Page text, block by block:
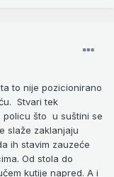
to nije pozicionirano
Stvari tek
policu što u suštini se
slaže zaklanjaju
ih stavim zauzeće
Od stola do
kutije napred. A i